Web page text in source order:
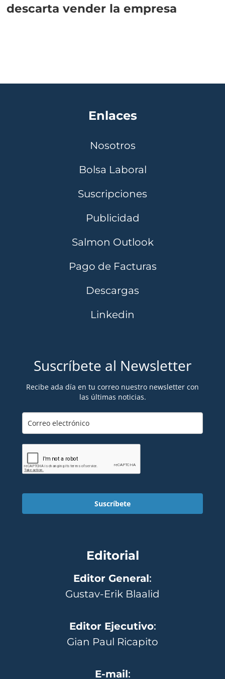
descarta vender la empresa
Enlaces
Nosotros
Bolsa Laboral
Suscripciones
Publicidad
Salmon Outlook
Pago de Facturas
Descargas
Linkedin
Suscríbete al Newsletter
Recibe ada día en tu correo nuestro newsletter con
las últimas noticias.
Suscríbete
Editorial
Editor General:
Gustav-Erik Blaalid
Editor Ejecutivo:
Gian Paul Ricapito
E-mail: